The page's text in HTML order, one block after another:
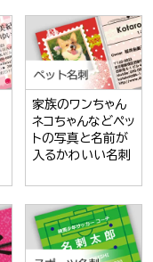
家族のワンちゃん
ネコちゃんなどペッ
トの写真と名前が
入るかわいい名刺